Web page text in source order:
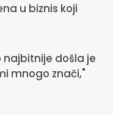
u biznis koji
najbitnije došla je
mnogo znači,"